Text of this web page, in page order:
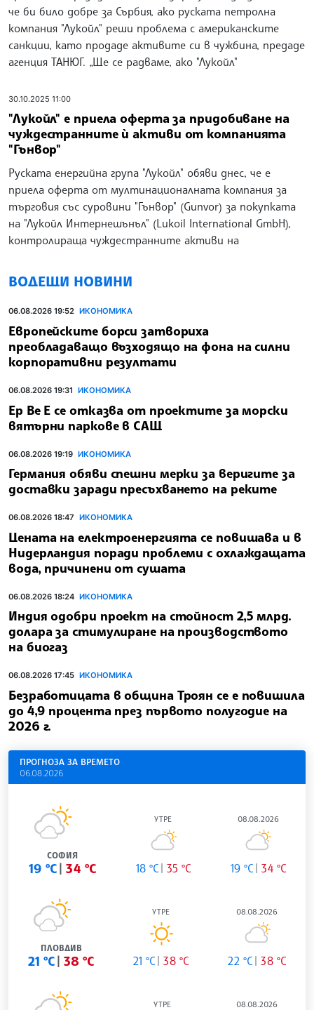
че би било добре за Сърбия, ако руската петролна
компания "Лукойл" реши проблема с американските
санкции, като продаде активите си в чужбина, предаде
агенция ТАНЮГ. „Ще се радваме, ако "Лукойл"
30.10.2025 11:00
"Лукойл" е приела оферта за придобиване на
чуждестранните ѝ активи от компанията
"Гънвор"
Руската енергийна група "Лукойл" обяви днес, че е
приела оферта от мултинационалната компания за
търговия със суровини "Гънвор" (Gunvor) за покупката
на "Лукойл Интернешънъл" (Lukoil International GmbH),
контролираща чуждестранните активи на
ВОДЕЩИ НОВИНИ
06.08.2026 19:52 ИКОНОМИКА
Европейските борси затвориха
преобладаващо възходящо на фона на силни
корпоративни резултати
06.08.2026 19:31 ИКОНОМИКА
Ер Ве Е се отказва от проектите за морски
вятърни паркове в САЩ
06.08.2026 19:19 ИКОНОМИКА
Германия обяви спешни мерки за веригите за
доставки заради пресъхването на реките
06.08.2026 18:47 ИКОНОМИКА
Цената на електроенергията се повишава и в
Нидерландия поради проблеми с охлаждащата
вода, причинени от сушата
06.08.2026 18:24 ИКОНОМИКА
Индия одобри проект на стойност 2,5 млрд.
долара за стимулиране на производството
на биогаз
06.08.2026 17:45 ИКОНОМИКА
Безработицата в община Троян се е повишила
до 4,9 процента през първото полугодие на
2026 г.
ПРОГНОЗА ЗА ВРЕМЕТО
06.08.2026
СОФИЯ
19 °C 34 °C
УТРЕ
18 °C 35 °C
08.08.2026
19 °C 34 °C
ПЛОВДИВ
21 °C 38 °C
УТРЕ
21 °C 38 °C
08.08.2026
22 °C 38 °C
УТРЕ 08.08.2026